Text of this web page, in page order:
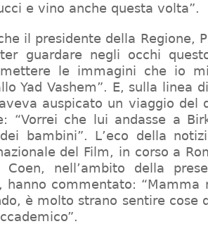
e vino anche questa volta”.
il presidente della Regione,
guardare negli occhi
le immagini che io
Yad Vashem”. E, sulla linea
auspicato un viaggio del
“Vorrei che lui andasse a
bambini”. L’eco della
del Film, in corso a
Coen, nell’ambito della
hanno commentato: “Mamma
è molto strano sentire cose